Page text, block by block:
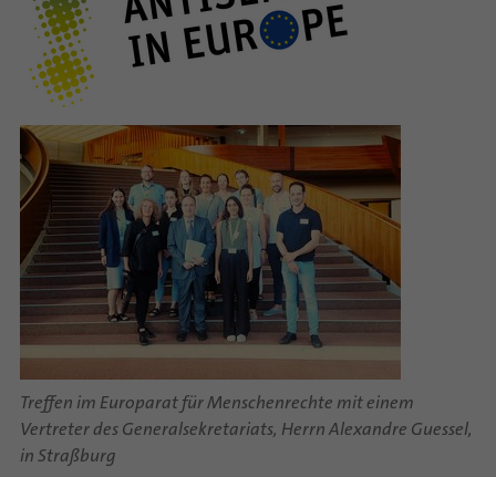
Treffen im Europarat für Menschenrechte mit einem
Vertreter des Generalsekretariats, Herrn Alexandre Guessel,
in Straßburg